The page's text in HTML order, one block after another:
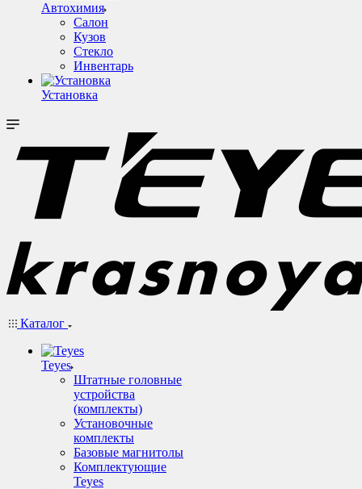
Автохимия
Салон
Кузов
Стекло
Инвентарь
Установка
Каталог
Teyes
Штатные головные
устройства
(комплекты)
Установочные
комплекты
Базовые магнитолы
Комплектующие
Teyes